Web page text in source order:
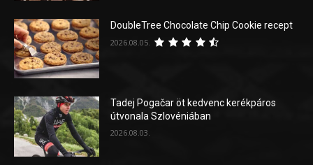
DoubleTree Chocolate Chip Cookie recept
2026.08.05.
Tadej Pogačar öt kedvenc kerékpáros
útvonala Szlovéniában
2026.08.03.